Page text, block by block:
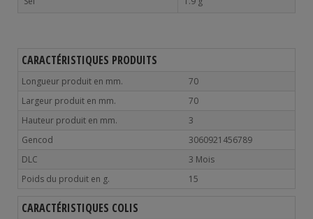
CARACTÉRISTIQUES PRODUITS
Longueur produit en mm.
70
Largeur produit en mm.
70
Hauteur produit en mm.
3
Gencod
3060921456789
DLC
3 Mois
Poids du produit en g.
15
CARACTÉRISTIQUES COLIS